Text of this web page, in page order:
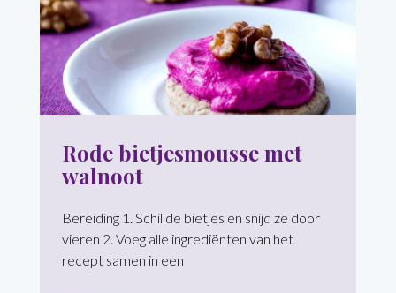
Rode bietjesmousse met
walnoot
Bereiding 1. Schil de bietjes en snijd ze door
vieren 2. Voeg alle ingrediënten van het
recept samen in een